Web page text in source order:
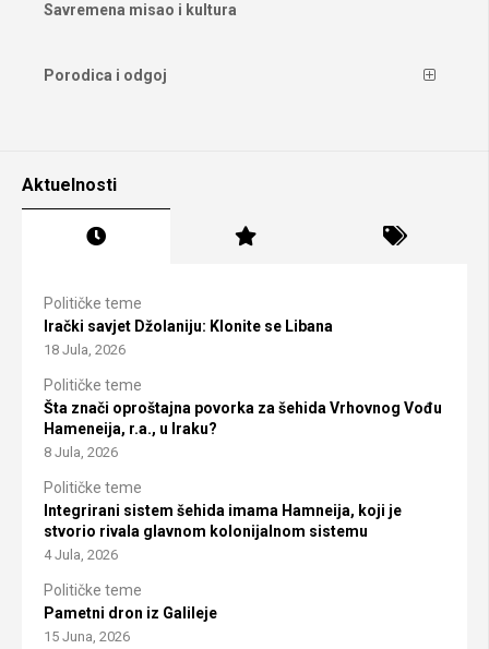
Savremena misao i kultura
Porodica i odgoj
Aktuelnosti
Političke teme
Irački savjet Džolaniju: Klonite se Libana
18 Jula, 2026
Političke teme
Šta znači oproštajna povorka za šehida Vrhovnog Vođu
Hameneija, r.a., u Iraku?
8 Jula, 2026
Političke teme
Integrirani sistem šehida imama Hamneija, koji je
stvorio rivala glavnom kolonijalnom sistemu
4 Jula, 2026
Političke teme
Pametni dron iz Galileje
15 Juna, 2026